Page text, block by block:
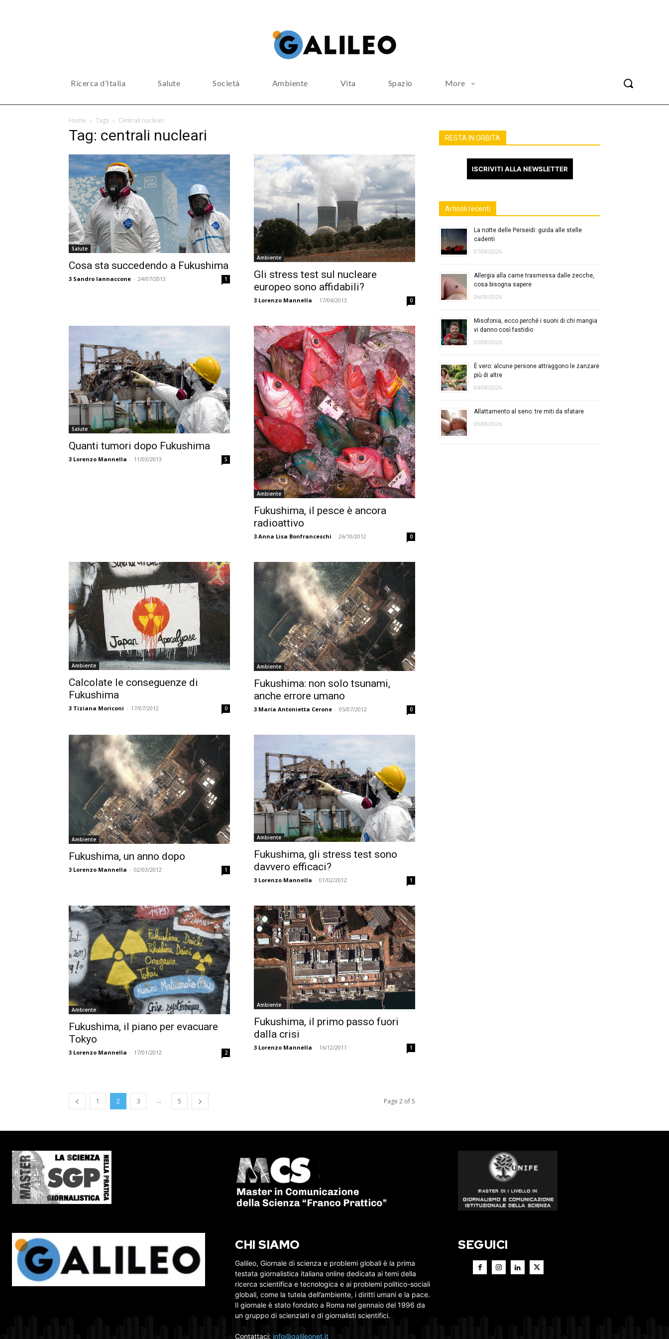
Ricerca d’Italia Salute Società Ambiente Vita Spazio More
Home Tags Centrali nucleari
Tag: centrali nucleari
Salute
Cosa sta succedendo a Fukushima
3 Sandro Iannaccone - 24/07/2013 1
Ambiente
Gli stress test sul nucleare
europeo sono affidabili?
3 Lorenzo Mannella - 17/04/2013 0
Salute
Quanti tumori dopo Fukushima
3 Lorenzo Mannella - 11/03/2013 5
Ambiente
Fukushima, il pesce è ancora
radioattivo
3 Anna Lisa Bonfranceschi - 26/10/2012 0
Ambiente
Calcolate le conseguenze di
Fukushima
3 Tiziana Moriconi - 17/07/2012 0
Ambiente
Fukushima: non solo tsunami,
anche errore umano
3 Maria Antonietta Cerone - 05/07/2012 0
Ambiente
Fukushima, un anno dopo
3 Lorenzo Mannella - 02/03/2012 1
Ambiente
Fukushima, gli stress test sono
davvero efficaci?
3 Lorenzo Mannella - 01/02/2012 1
Ambiente
Fukushima, il piano per evacuare
Tokyo
3 Lorenzo Mannella - 17/01/2012 2
Ambiente
Fukushima, il primo passo fuori
dalla crisi
3 Lorenzo Mannella - 16/12/2011 1
1 2 3 ... 5 Page 2 of 5
RESTA IN ORBITA
ISCRIVITI ALLA NEWSLETTER
Articoli recenti
La notte delle Perseidi: guida alle stelle
cadenti
07/08/2026
Allergia alla carne trasmessa dalle zecche,
cosa bisogna sapere
06/08/2026
Misofonia, ecco perché i suoni di chi mangia
vi danno così fastidio
05/08/2026
È vero: alcune persone attraggono le zanzare
più di altre
04/08/2026
Allattamento al seno: tre miti da sfatare
03/08/2026
CHI SIAMO
Galileo, Giornale di scienza e problemi globali è la prima
testata giornalistica italiana online dedicata ai temi della
ricerca scientifica e tecnologica e ai problemi politico-sociali
globali, come la tutela dell’ambiente, i diritti umani e la pace.
Il giornale è stato fondato a Roma nel gennaio del 1996 da
un gruppo di scienziati e di giornalisti scientifici.
Contattaci: info@galileonet.it
SEGUICI